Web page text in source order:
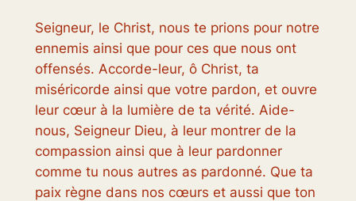
Seigneur, le Christ, nous te prions pour notre
ennemis ainsi que pour ces que nous ont
offensés. Accorde-leur, ô Christ, ta
miséricorde ainsi que votre pardon, et ouvre
leur cœur à la lumière de ta vérité. Aide-
nous, Seigneur Dieu, à leur montrer de la
compassion ainsi que à leur pardonner
comme tu nous autres as pardonné. Que ta
paix règne dans nos cœurs et aussi que ton